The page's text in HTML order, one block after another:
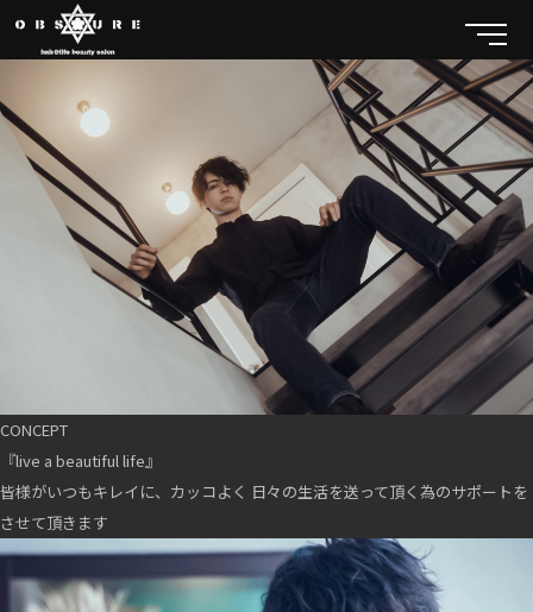
CONCEPT
『live a beautiful life』
皆様がいつもキレイに、カッコよく 日々の生活を送って頂く為のサポートを
させて頂きます